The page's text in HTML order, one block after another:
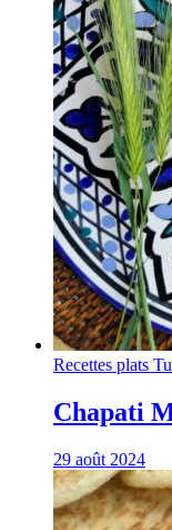
Recettes plats
Chapati
29 août 2024